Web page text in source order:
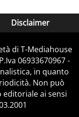
Disclaimer
di T-Mediahouse
06933670967 -
in quanto
Non può
ai sensi